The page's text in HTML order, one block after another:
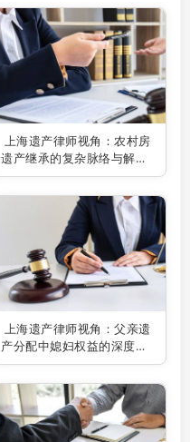
上海遗产律师视角：农村房
遗产继承的复杂脉络与解决
之道
上海遗产律师视角：父亲遗
产分配中媳妇权益的深度剖
析